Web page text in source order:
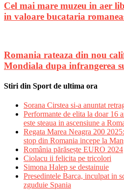
Cel mai mare muzeu in aer
in valoare bucataria
Romania rateaza din nou
Mondiala dupa infrangerea
Stiri din Sport de ultima ora
Sorana Cirstea si-a anuntat
Performante de elita la doar 16
este steaua in ascensiune a
Regata Marea Neagra 200
stop din Romania incepe la
România părăsește EURO 2024
Ciolacu ii felicita pe tricolori
Simona Halep se destainuie
Presedintele Barca, inculpat in
zguduie Spania